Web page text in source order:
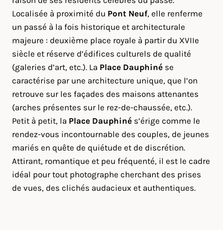
Localisée à proximité du Pont Neuf, elle renferme
un passé à la fois historique et architecturale
majeure : deuxième place royale à partir du XVIIe
siècle et réserve d’édifices culturels de qualité
(galeries d’art, etc.). La Place Dauphiné se
caractérise par une architecture unique, que l’on
retrouve sur les façades des maisons attenantes
(arches présentes sur le rez-de-chaussée, etc.).
Petit à petit, la Place Dauphiné s’érige comme le
rendez-vous incontournable des couples, de jeunes
mariés en quête de quiétude et de discrétion.
Attirant, romantique et peu fréquenté, il est le cadre
idéal pour tout photographe cherchant des prises
de vues, des clichés audacieux et authentiques.